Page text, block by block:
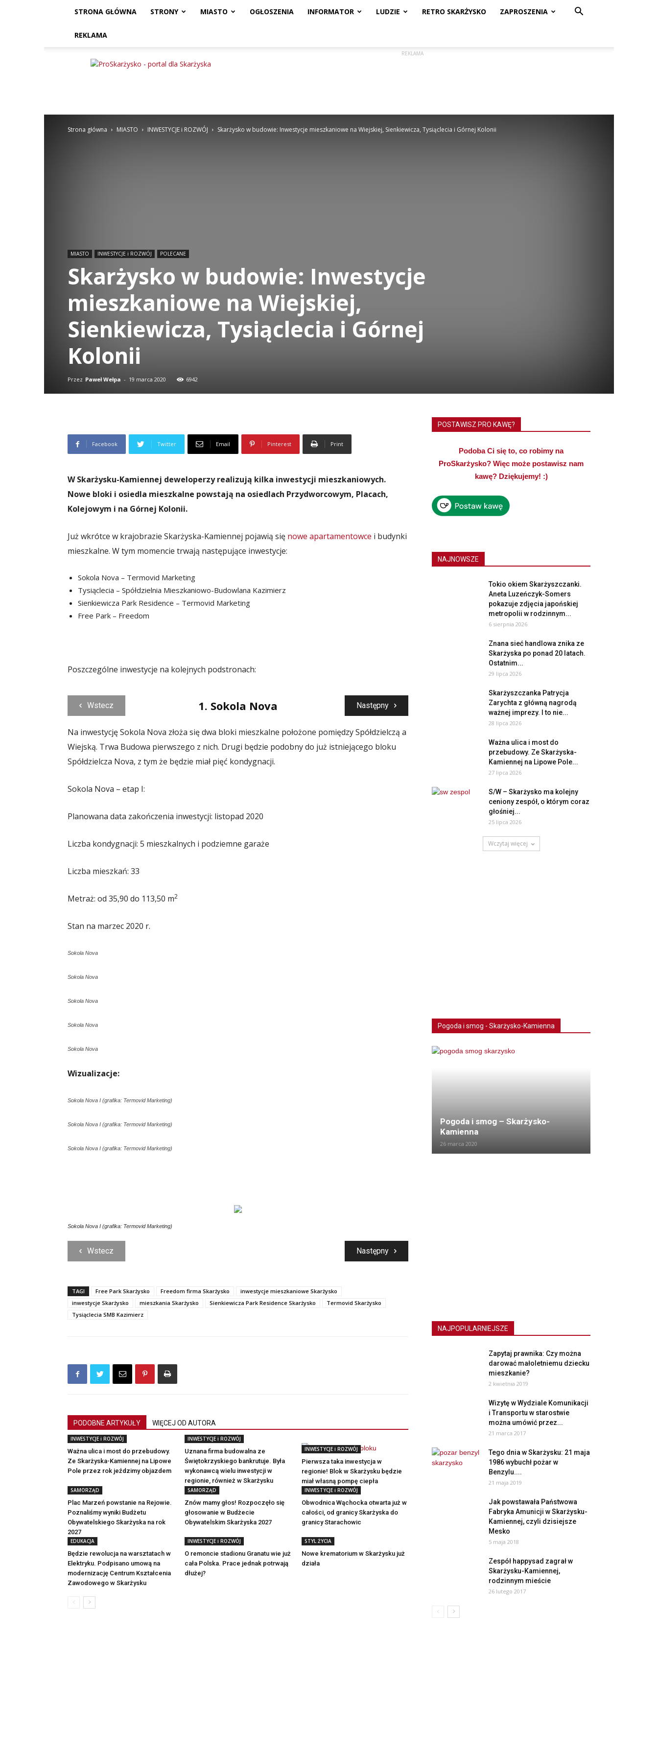
STRONA GŁÓWNA STRONY MIASTO OGŁOSZENIA INFORMATOR LUDZIE RETRO SKARŻYSKO ZAPROSZENIA
REKLAMA
ProSkarżysko
REKLAMA
Strona główna MIASTO INWESTYCJE i ROZWÓJ Skarżysko w budowie: Inwestycje mieszkaniowe na Wiejskiej, Sienkiewicza, Tysiąclecia i Górnej Kolonii
MIASTO INWESTYCJE i ROZWÓJ POLECANE
Skarżysko w budowie: Inwestycje
mieszkaniowe na Wiejskiej,
Sienkiewicza, Tysiąclecia i Górnej
Kolonii
Przez Paweł Wełpa - 19 marca 2020 6942
Facebook Twitter Email Pinterest Print
W Skarżysku-Kamiennej deweloperzy realizują kilka inwestycji mieszkaniowych.
Nowe bloki i osiedla mieszkalne powstają na osiedlach Przydworcowym, Placach,
Kolejowym i na Górnej Kolonii.
Już wkrótce w krajobrazie Skarżyska-Kamiennej pojawią się nowe apartamentowce i budynki
mieszkalne. W tym momencie trwają następujące inwestycje:
Sokola Nova – Termovid Marketing
Tysiąclecia – Spółdzielnia Mieszkaniowo-Budowlana Kazimierz
Sienkiewicza Park Residence – Termovid Marketing
Free Park – Freedom
Poszczególne inwestycje na kolejnych podstronach:
Wstecz Następny
1. Sokola Nova
Na inwestycję Sokola Nova złoża się dwa bloki mieszkalne położone pomiędzy Spółdzielczą a
Wiejską. Trwa Budowa pierwszego z nich. Drugi będzie podobny do już istniejącego bloku
Spółdzielcza Nova, z tym że będzie miał pięć kondygnacji.
Sokola Nova – etap I:
Planowana data zakończenia inwestycji: listopad 2020
Liczba kondygnacji: 5 mieszkalnych i podziemne garaże
Liczba mieszkań: 33
Metraż: od 35,90 do 113,50 m2
Stan na marzec 2020 r.
Sokola Nova
Sokola Nova
Sokola Nova
Sokola Nova
Sokola Nova
Wizualizacje:
Sokola Nova I (grafika: Termovid Marketing)
Sokola Nova I (grafika: Termovid Marketing)
Sokola Nova I (grafika: Termovid Marketing)
Sokola Nova I (grafika: Termovid Marketing)
Wstecz Następny
TAGI Free Park Skarżysko Freedom firma Skarżysko
inwestycje mieszkaniowe Skarżysko
inwestycje Skarżysko
mieszkania Skarżysko Sienkiewicza Park Residence Skarżysko
Termovid Skarżysko
Tysiąclecia SMB Kazimierz
PODOBNE ARTYKUŁY WIĘCEJ OD AUTORA
INWESTYCJE i ROZWÓJ
Ważna ulica i most do przebudowy.
Ze Skarżyska-Kamiennej na Lipowe
Pole przez rok jeździmy objazdem
INWESTYCJE i ROZWÓJ
Uznana firma budowalna ze
Świętokrzyskiego bankrutuje. Była
wykonawcą wielu inwestycji w
regionie, również w Skarżysku
INWESTYCJE i ROZWÓJ
Pierwsza taka inwestycja w
regionie! Blok w Skarżysku będzie
miał własną pompę ciepła
SAMORZĄD
Plac Marzeń powstanie na Rejowie.
Poznaliśmy wyniki Budżetu
Obywatelskiego Skarżyska na rok
2027
SAMORZĄD
Znów mamy głos! Rozpoczęło się
głosowanie w Budżecie
Obywatelskim Skarżyska 2027
INWESTYCJE i ROZWÓJ
Obwodnica Wąchocka otwarta już w
całości, od granicy Skarżyska do
granicy Starachowic
EDUKACJA
Będzie rewolucja na warsztatach w
Elektryku. Podpisano umową na
modernizację Centrum Kształcenia
Zawodowego w Skarżysku
INWESTYCJE i ROZWÓJ
O remoncie stadionu Granatu wie już
cała Polska. Prace jednak potrwają
dłużej?
STYL ŻYCIA
Nowe krematorium w Skarżysku już
działa
POSTAWISZ PRO KAWĘ?
Podoba Ci się to, co robimy na
ProSkarżysko? Więc może postawisz nam
kawę? Dziękujemy! :)
NAJNOWSZE
Tokio okiem Skarżyszczanki.
Aneta Luzeńczyk-Somers
pokazuje zdjęcia japońskiej
metropolii w rodzinnym...
6 sierpnia 2026
Znana sieć handlowa znika ze
Skarżyska po ponad 20 latach.
Ostatnim...
29 lipca 2026
Skarżyszczanka Patrycja
Zarychta z główną nagrodą
ważnej imprezy. I to nie...
28 lipca 2026
Ważna ulica i most do
przebudowy. Ze Skarżyska-
Kamiennej na Lipowe Pole...
27 lipca 2026
S/W – Skarżysko ma kolejny
ceniony zespół, o którym coraz
głośniej...
25 lipca 2026
Wczytaj więcej
Pogoda i smog - Skarżysko-Kamienna
Pogoda i smog – Skarżysko-
Kamienna
26 marca 2020
NAJPOPULARNIEJSZE
Zapytaj prawnika: Czy można
darować małoletniemu dziecku
mieszkanie?
2 kwietnia 2019
Wizytę w Wydziale Komunikacji
i Transportu w starostwie
można umówić przez...
21 marca 2017
Tego dnia w Skarżysku: 21 maja
1986 wybuchł pożar w
Benzylu....
21 maja 2019
Jak powstawała Państwowa
Fabryka Amunicji w Skarżysku-
Kamiennej, czyli dzisiejsze
Mesko
5 maja 2018
Zespół happysad zagrał w
Skarżysku-Kamiennej,
rodzinnym mieście
26 lutego 2017